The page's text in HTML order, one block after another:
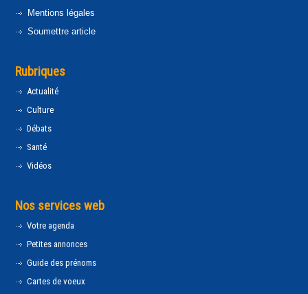
Mentions légales
Soumettre article
Rubriques
Actualité
Culture
Débats
Santé
Vidéos
Nos services web
Votre agenda
Petites annonces
Guide des prénoms
Cartes de voeux